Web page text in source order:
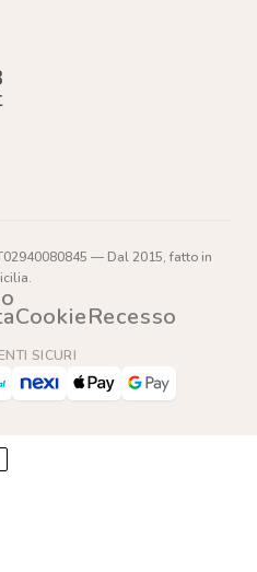
— Dal 2015, fatto in
CookieRecesso
SICURI